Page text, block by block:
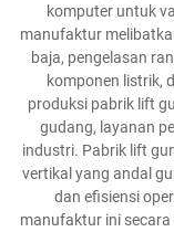
komputer untuk
manufaktur
baja, pengelasan
komponen listrik,
produksi pabrik lift
gudang, layanan
industri. Pabrik lift
vertikal yang andal
dan efisiensi
manufaktur ini